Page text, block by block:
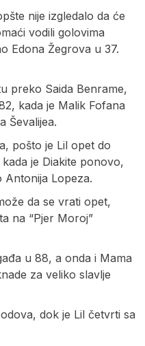
nije izgledalo da će
vodili golovima
Edona Žegrova u 37.
preko Saida Benrame,
kada je Malik Fofana
Ševalijea.
pošto je Lil opet do
je Diakite ponovo,
Antonija Lopeza.
da se vrati opet,
na “Pjer Moroj”
u 88, a onda i Mama
za veliko slavlje
dok je Lil četvrti sa